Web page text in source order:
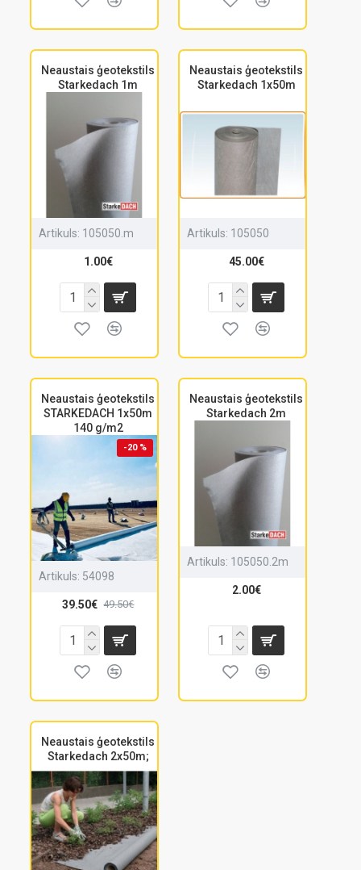
Neaustais ģeotekstils
Starkedach 1m
Artikuls: 105050.m
1.00€
Neaustais ģeotekstils
Starkedach 1x50m
Artikuls: 105050
45.00€
Neaustais ģeotekstils
STARKEDACH 1x50m
140 g/m2
-20 %
Artikuls: 54098
39.50€ 49.50€
Neaustais ģeotekstils
Starkedach 2m
Artikuls: 105050.2m
2.00€
Neaustais ģeotekstils
Starkedach 2x50m;